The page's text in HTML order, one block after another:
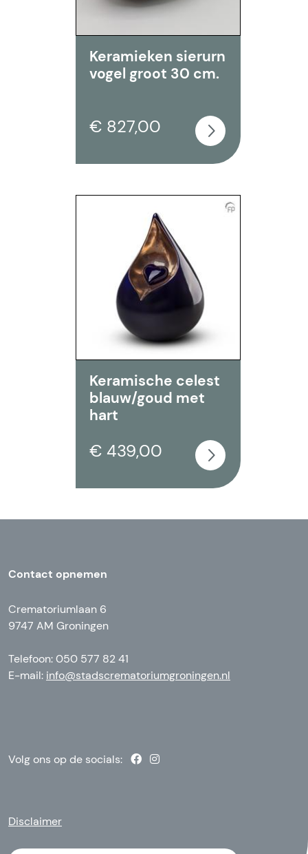
Keramieken sierurn
vogel groot 30 cm.
€ 827,00
Keramische celest
blauw/goud met
hart
€ 439,00
Contact opnemen
Crematoriumlaan 6
9747 AM Groningen
Telefoon: 050 577 82 41
E-mail: info@stadscrematoriumgroningen.nl
Volg ons op de socials:
Disclaimer